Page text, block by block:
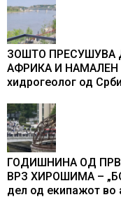
ЗОШТО ПРЕСУШУВА
АФРИКА И НАМАЛЕН
хидрогеолог од
ГОДИШНИНА ОД
ВРЗ ХИРОШИМА –
дел од екипажот во